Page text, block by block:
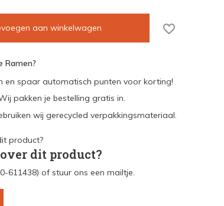
aan winkelwagen
Ramen?
en spaar automatisch punten voor korting!
pakken je bestelling gratis in.
wij gerecycled verpakkingsmateriaal.
dit product?
611438) of stuur ons een mailtje.